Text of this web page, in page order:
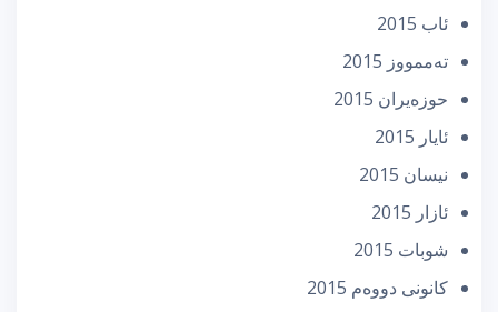
ئاب 2015
تەممووز 2015
حوزه‌یران 2015
ئایار 2015
نیسان 2015
ئازار 2015
شوبات 2015
كانونی دووه‌م 2015